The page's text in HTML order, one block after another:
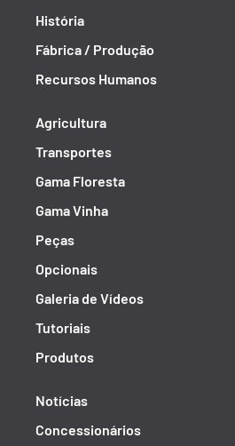
História
Fábrica / Produção
Recursos Humanos
Agricultura
Transportes
Gama Floresta
Gama Vinha
Peças
Opcionais
Galeria de Vídeos
Tutoriais
Produtos
Notícias
Concessionários